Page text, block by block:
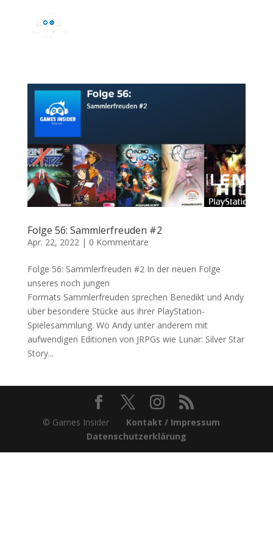
Folge 56: Sammlerfreuden #2
Apr. 22, 2022 | 0 Kommentare
Folge 56: Sammlerfreuden #2 In der neuen Folge
unseres noch jungen
Formats Sammlerfreuden sprechen Benedikt und Andy
über besondere Stücke aus ihrer PlayStation-
Spielesammlung. Wo Andy unter anderem mit
aufwendigen Editionen von JRPGs wie Lunar: Silver Star
Story...
© Games Insider Kontakt / Impressum
Datenschutzerklärung